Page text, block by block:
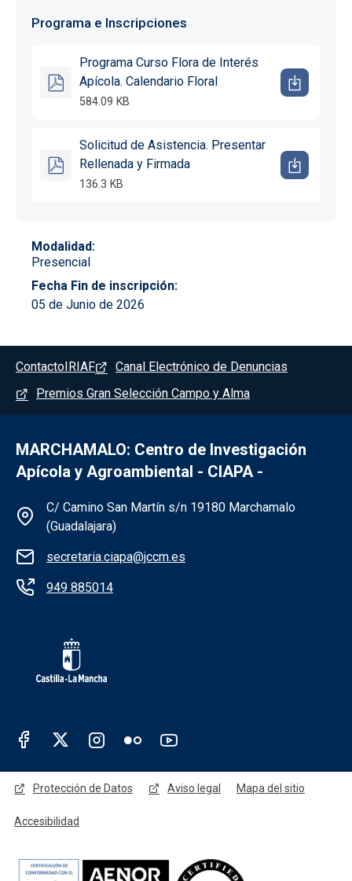
Programa e Inscripciones
Programa Curso Flora de Interés
Apícola. Calendario Floral
584.09 KB
Solicitud de Asistencia. Presentar
Rellenada y Firmada
136.3 KB
Modalidad
Presencial
Fecha Fin de inscripción
05 de Junio de 2026
Pie de página - Marchamalo
Contacto IRIAF
Canal Electrónico de Denuncias
Premios Gran Selección Campo y Alma
MARCHAMALO: Centro de Investigación
Apícola y Agroambiental - CIAPA -
Información de la institución -
C/ Camino San Martín s/n 19180 Marchamalo
(Guadalajara)
secretaria.ciapa@jccm.es
949 885014
Redes sociales Junta de Castilla - La
Menú legal - Marchamalo
Protección de Datos Aviso legal Mapa del sitio
Accesibilidad